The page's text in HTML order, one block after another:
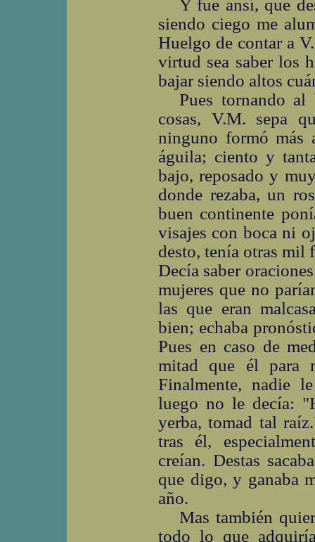
Y fue ansí, que
siendo ciego me
Huelgo de contar a
virtud sea saber los
bajar siendo altos
Pues tornando
cosas, V.M. sepa
ninguno formó más
águila; ciento y
bajo, reposado y
donde rezaba, un
buen continente
visajes con boca ni
desto, tenía otras mil
Decía saber
mujeres que no
las que eran
bien; echaba
Pues en caso de
mitad que él para
Finalmente, nadie
luego no le decía:
yerba, tomad tal
tras él,
creían. Destas
que digo, y ganaba
año.
Mas también
todo lo que